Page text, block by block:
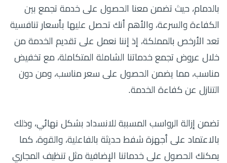
بالدمام، حيث تضمن معنا الحصول على خدمة تجمع بين
الكفاءة والسرعة، والأهم أنك تحصل عليها بأسعار تنافسية
تعد الأرخص بالمملكة، إذ إننا نعمل على تقديم الخدمة من
خلال عروض تجمع خدماتنا الشاملة المتكاملة، مع تخفيض
مناسب، مما يضمن الحصول على سعر مناسب، ومن دون
التنازل عن كفاءة الخدمة.
تضمن إزالة الرواسب المسببة للانسداد بشكل نهائي، وذلك
بالاعتماد على أجهزة شفط حديثة بالفاعلية، والقوة، كما
يمكنك الحصول على خدماتنا الإضافية مثل تنظيف المجاري